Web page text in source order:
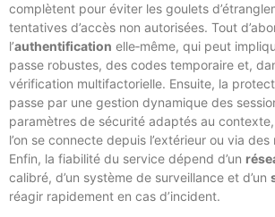
complètent pour éviter les goulets
tentatives d’accès non autorisées. Tout
l’authentification elle‑même, qui peut
passe robustes, des codes temporaire et,
vérification multifactorielle. Ensuite, la
passe par une gestion dynamique des
paramètres de sécurité adaptés au
l’on se connecte depuis l’extérieur ou via
Enfin, la fiabilité du service dépend d’un
calibré, d’un système de surveillance et d’un
réagir rapidement en cas d’incident.